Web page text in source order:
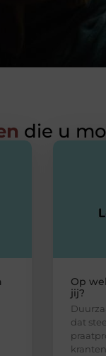
die u
Op
jij?
dat